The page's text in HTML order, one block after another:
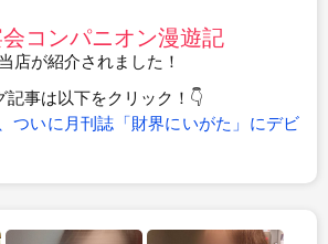
コンパニオン漫遊記
店が紹介されました！
記事は以下をクリック！👇
ついに月刊誌「財界にいがた」にデビ